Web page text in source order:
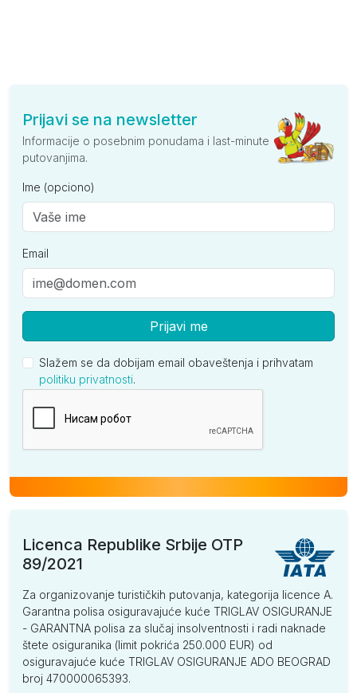
Prijavi se na newsletter
Informacije o posebnim ponudama i last-minute
putovanjima.
Ime (opciono)
Email
Prijavi me
Slažem se da dobijam email obaveštenja i prihvatam
politiku privatnosti.
Licenca Republike Srbije OTP
89/2021
Za organizovanje turističkih putovanja, kategorija licence A.
Garantna polisa osiguravajuće kuće TRIGLAV OSIGURANJE
- GARANTNA polisa za slučaj insolventnosti i radi naknade
štete osiguranika (limit pokrića 250.000 EUR) od
osiguravajuće kuće TRIGLAV OSIGURANJE ADO BEOGRAD
broj 470000065393.